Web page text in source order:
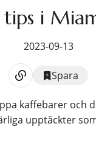
tips i
2023-09-13
Spara
kaffebarer och
upptäckter